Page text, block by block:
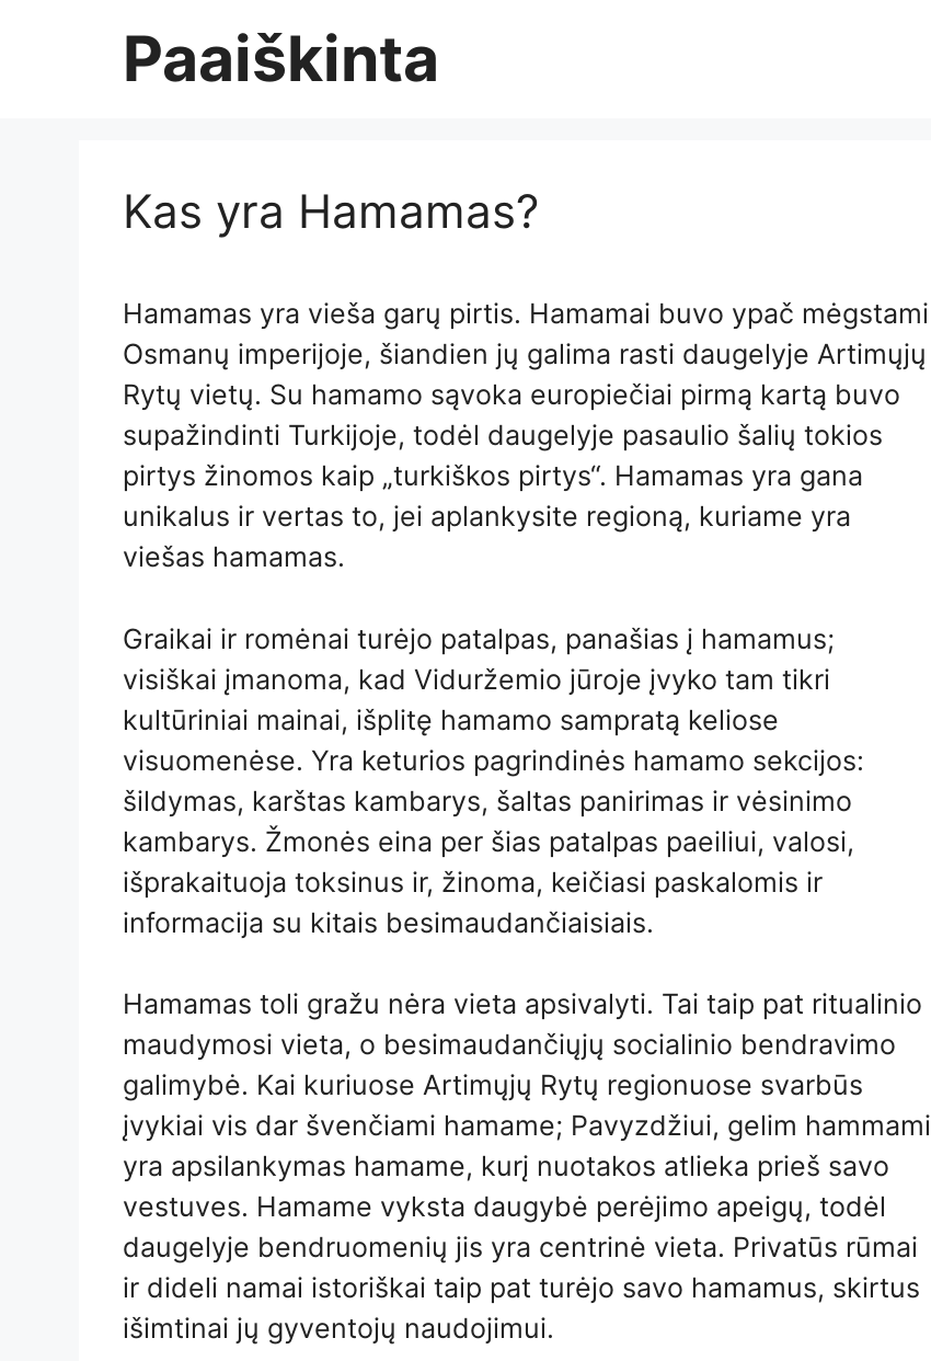
Paaiškinta
Kas yra Hamamas?
Hamamas yra vieša garų pirtis. Hamamai buvo ypač mėgstami
Osmanų imperijoje, šiandien jų galima rasti daugelyje Artimųjų
Rytų vietų. Su hamamo sąvoka europiečiai pirmą kartą buvo
supažindinti Turkijoje, todėl daugelyje pasaulio šalių tokios
pirtys žinomos kaip „turkiškos pirtys“. Hamamas yra gana
unikalus ir vertas to, jei aplankysite regioną, kuriame yra
viešas hamamas.
Graikai ir romėnai turėjo patalpas, panašias į hamamus;
visiškai įmanoma, kad Viduržemio jūroje įvyko tam tikri
kultūriniai mainai, išplitę hamamo sampratą keliose
visuomenėse. Yra keturios pagrindinės hamamo sekcijos:
šildymas, karštas kambarys, šaltas panirimas ir vėsinimo
kambarys. Žmonės eina per šias patalpas paeiliui, valosi,
išprakaituoja toksinus ir, žinoma, keičiasi paskalomis ir
informacija su kitais besimaudančiaisiais.
Hamamas toli gražu nėra vieta apsivalyti. Tai taip pat ritualinio
maudymosi vieta, o besimaudančiųjų socialinio bendravimo
galimybė. Kai kuriuose Artimųjų Rytų regionuose svarbūs
įvykiai vis dar švenčiami hamame; Pavyzdžiui, gelim hammami
yra apsilankymas hamame, kurį nuotakos atlieka prieš savo
vestuves. Hamame vyksta daugybė perėjimo apeigų, todėl
daugelyje bendruomenių jis yra centrinė vieta. Privatūs rūmai
ir dideli namai istoriškai taip pat turėjo savo hamamus, skirtus
išimtinai jų gyventojų naudojimui.